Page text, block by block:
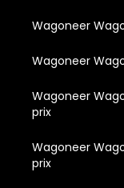
Wagoneer
Wagoneer
Wagoneer
prix
Wagoneer
prix